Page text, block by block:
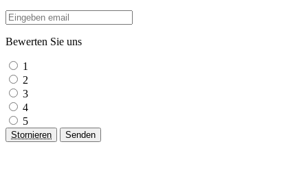
Bewerten Sie uns
1
2
3
4
5
Stornieren Senden